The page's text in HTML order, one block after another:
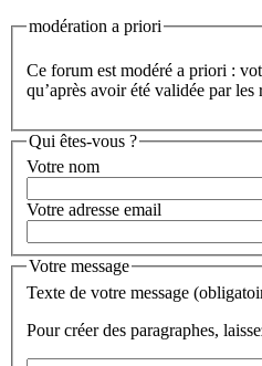
modération a priori
Ce forum est modéré a priori :
qu’après avoir été validée par les
Qui êtes-vous ?
Votre nom
Votre adresse email
Votre message
Texte de votre message
Pour créer des paragraphes,